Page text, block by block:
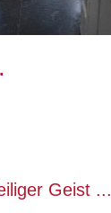
Geist ...